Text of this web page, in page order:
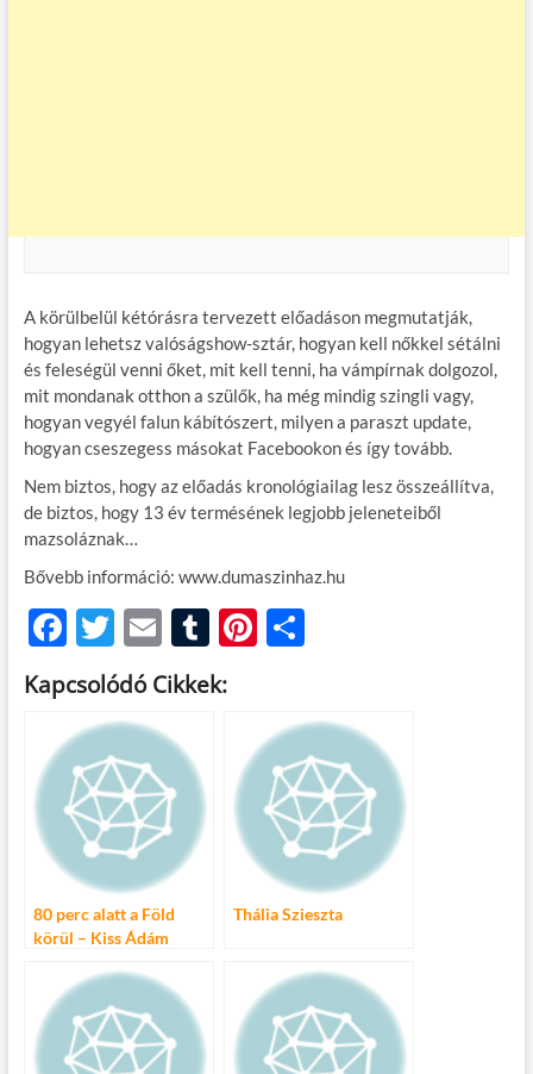
A körülbelül kétórásra tervezett előadáson megmutatják,
hogyan lehetsz valóságshow-sztár, hogyan kell nőkkel sétálni
és feleségül venni őket, mit kell tenni, ha vámpírnak dolgozol,
mit mondanak otthon a szülők, ha még mindig szingli vagy,
hogyan vegyél falun kábítószert, milyen a paraszt update,
hogyan cseszegess másokat Facebookon és így tovább.
Nem biztos, hogy az előadás kronológiailag lesz összeállítva,
de biztos, hogy 13 év termésének legjobb jeleneteiből
mazsoláznak…
Bővebb információ: www.dumaszinhaz.hu
F
ac
e
b
o
o
k
T
w
itt
er
E
m
ail
T
u
m
Pi
es
O
m
e
g
Kapcsolódó Cikkek:
80 perc alatt a Föld
körül – Kiss Ádám
Thália Szieszta